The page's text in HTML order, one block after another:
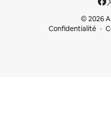
© 2026
Confidentialité